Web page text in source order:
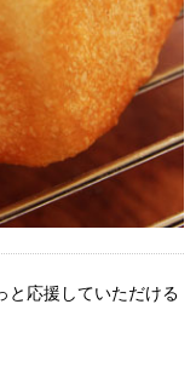
と応援していただける